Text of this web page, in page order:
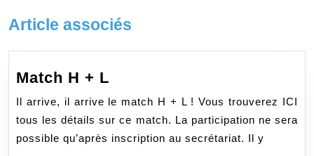
Article associés
Match H + L
H
+
L
Il arrive, il arrive le match H + L ! Vous trouverez ICI
tous les détails sur ce match. La participation ne sera
possible qu’après inscription au secrétariat. Il y